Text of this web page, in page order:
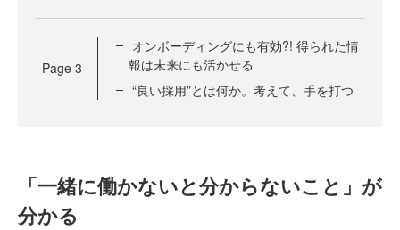
Page 3
オンボーディングにも有効?! 得られた情
報は未来にも活かせる
“良い採用”とは何か。考えて、手を打つ
「一緒に働かないと分からないこと」が
分かる